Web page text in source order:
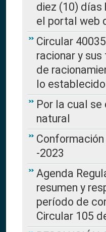
diez (10) días
el portal web
Circular
racionar y
de
lo
Por la cual
natural
-2023
Agenda
resumen y
período de
Circular 105